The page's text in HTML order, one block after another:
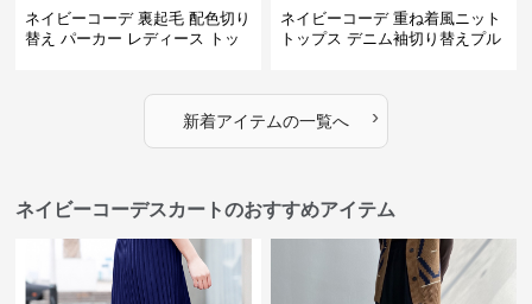
ネイビーコーデ 裏起毛 配色切り
替え パーカー レディース トッ
ネイビーコーデ 重ね着風ニット
トップス デニム袖切り替えプル
新着アイテムの一覧へ ›
ネイビーコーデスカートのおすすめアイテム